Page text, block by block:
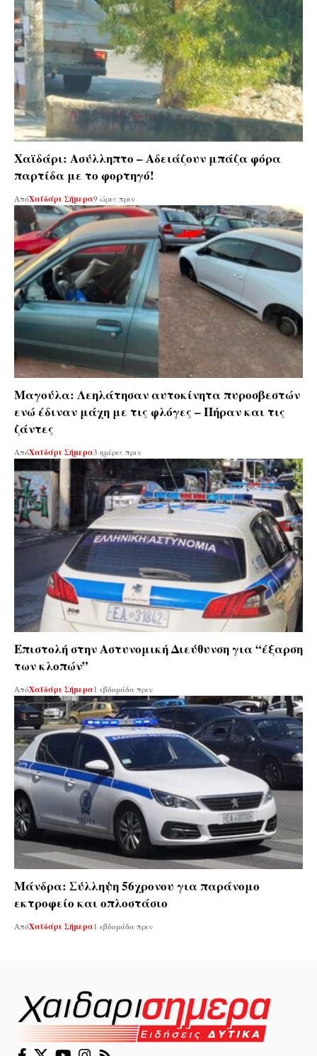
Χαϊδάρι: Ασύλληπτο – Αδειάζουν μπάζα φόρα
παρτίδα με το φορτηγό!
ΑπόΧαϊδάρι Σήμερα9 ώρες πριν
Μαγούλα: Λεηλάτησαν αυτοκίνητα πυροσβεστών
ενώ έδιναν μάχη με τις φλόγες – Πήραν και τις
ζάντες
ΑπόΧαϊδάρι Σήμερα3 ημέρες πριν
Επιστολή στην Αστυνομική Διεύθυνση για “έξαρση
των κλοπών”
ΑπόΧαϊδάρι Σήμερα1 εβδομάδα πριν
Μάνδρα: Σύλληψη 56χρονου για παράνομο
εκτροφείο και οπλοστάσιο
ΑπόΧαϊδάρι Σήμερα 1 εβδομάδα πριν